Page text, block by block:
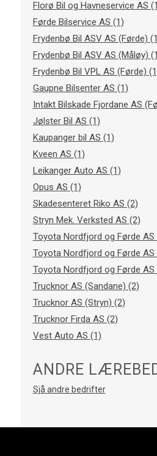
Florø Bil og Havneservice AS
Førde Bilservice AS (1)
Frydenbø Bil ASV AS (Førde)
Frydenbø Bil ASV AS (Måløy)
Frydenbø Bil VPL AS (Førde)
Gaupne Bilsenter AS (1)
Intakt Bilskade Fjordane AS
Jølster Bil AS (1)
Kaupanger bil AS (1)
Kveen AS (1)
Leikanger Auto AS (1)
Opus AS (1)
Skadesenteret Riko AS (2)
Stryn Mek. Verksted AS (2)
Toyota Nordfjord og Førde AS
Toyota Nordfjord og Førde AS
Toyota Nordfjord og Førde AS
Trucknor AS (Sandane) (2)
Trucknor AS (Stryn) (2)
Trucknor Firda AS (2)
Vest Auto AS (1)
ANDRE
Sjå andre bedrifter